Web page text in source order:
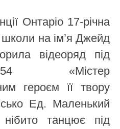
Онтаріо 17-річна
на ім’я Джейд
відеоряд під
«Містер
героєм її твору
Ед. Маленький
танцює під